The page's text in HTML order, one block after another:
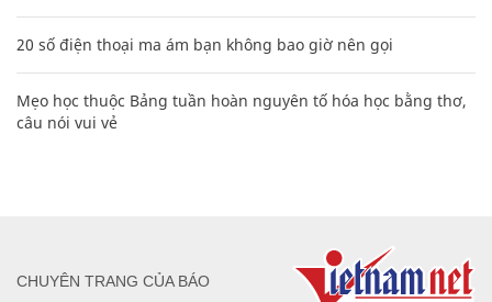
20 số điện thoại ma ám bạn không bao giờ nên gọi
Mẹo học thuộc Bảng tuần hoàn nguyên tố hóa học bằng thơ,
câu nói vui vẻ
CHUYÊN TRANG CỦA BÁO